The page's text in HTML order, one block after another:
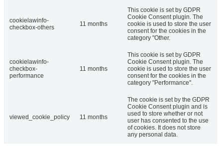
cookielawinfo-
checkbox-others
11 months
This cookie is set by GDPR
Cookie Consent plugin. The
cookie is used to store the user
consent for the cookies in the
category "Other.
cookielawinfo-
checkbox-
performance
11 months
This cookie is set by GDPR
Cookie Consent plugin. The
cookie is used to store the user
consent for the cookies in the
category "Performance".
viewed_cookie_policy 11 months
The cookie is set by the GDPR
Cookie Consent plugin and is
used to store whether or not
user has consented to the use
of cookies. It does not store
any personal data.